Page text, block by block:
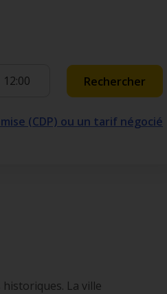
12:00 Rechercher
(CDP) ou un tarif négocié
La ville